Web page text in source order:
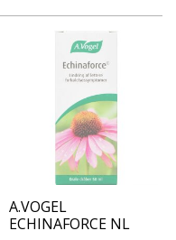
A.VOGEL
ECHINAFORCE NL